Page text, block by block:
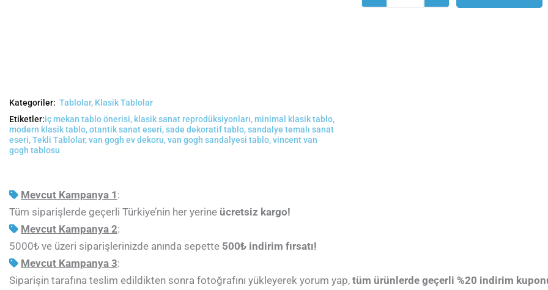
Kategoriler: Tablolar, Klasik Tablolar
Etiketler:iç mekan tablo önerisi, klasik sanat reprodüksiyonları, minimal klasik tablo,
modern klasik tablo,otantik sanat eseri,sade dekoratif tablo,sandalye temalı sanat
eseri,Tekli Tablolar,van gogh ev dekoru,van gogh sandalyesi tablo,vincent van
gogh tablosu
Mevcut Kampanya 1 :
Tüm siparişlerde geçerli Türkiye’nin her yerine ücretsiz kargo!
Mevcut Kampanya 2:
5000₺ ve üzeri siparişlerinizde anında sepette 500₺ indirim fırsatı!
Mevcut Kampanya 3:
Siparişin tarafına teslim edildikten sonra fotoğrafını yükleyerek yorum yap, tüm ürünlerde geçerli %20 indirim